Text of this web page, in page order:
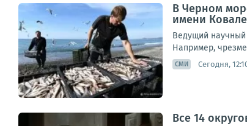
В Черном
имени
Ведущий научный
Например,
СМИ Сегодня,
Все 14